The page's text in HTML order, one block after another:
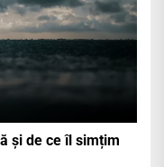
și de ce îl simțim